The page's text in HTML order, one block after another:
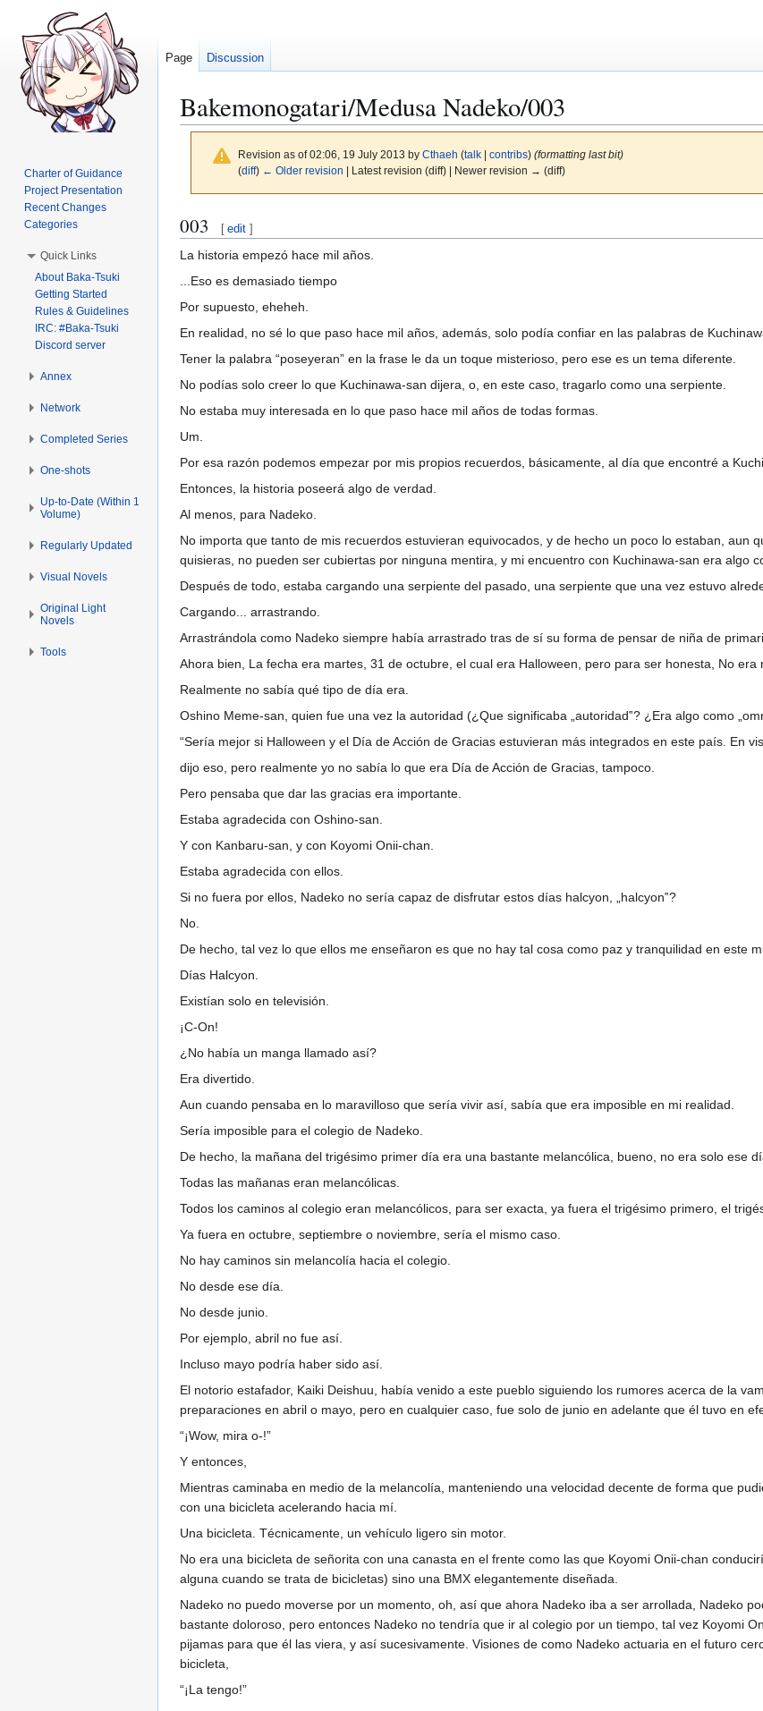
Bakemonogatari/Medusa Nadeko/003
Revision as of 02:06, 19 July 2013 by Cthaeh (talk| contribs) (formatting last bit)
(diff) ← Older revision | Latest revision (diff) | Newer revision → (diff)
Jump
to
navigation
Jump
to
search
003 [ edit ]
La historia empezó hace mil años.
...Eso es demasiado tiempo
Por supuesto, eheheh.
En realidad, no sé lo que paso hace mil años, además, solo podía confiar en las palabras de
Tener la palabra “poseyeran” en la frase le da un toque misterioso, pero ese es un tema diferente.
No podías solo creer lo que Kuchinawa-san dijera, o, en este caso, tragarlo como una serpiente.
No estaba muy interesada en lo que paso hace mil años de todas formas.
Um.
Por esa razón podemos empezar por mis propios recuerdos, básicamente, al día que encontré a
Entonces, la historia poseerá algo de verdad.
Al menos, para Nadeko.
No importa que tanto de mis recuerdos estuvieran equivocados, y de hecho un poco lo estaban, aun
quisieras, no pueden ser cubiertas por ninguna mentira, y mi encuentro con Kuchinawa-san era algo
Después de todo, estaba cargando una serpiente del pasado, una serpiente que una vez estuvo
Cargando... arrastrando.
Arrastrándola como Nadeko siempre había arrastrado tras de sí su forma de pensar de niña de
Ahora bien, La fecha era martes, 31 de octubre, el cual era Halloween, pero para ser honesta, No era
Realmente no sabía qué tipo de día era.
Oshino Meme-san, quien fue una vez la autoridad (¿Que significaba „autoridad‟? ¿Era algo como
“Sería mejor si Halloween y el Día de Acción de Gracias estuvieran más integrados en este país. En
dijo eso, pero realmente yo no sabía lo que era Día de Acción de Gracias, tampoco.
Pero pensaba que dar las gracias era importante.
Estaba agradecida con Oshino-san.
Y con Kanbaru-san, y con Koyomi Onii-chan.
Estaba agradecida con ellos.
Si no fuera por ellos, Nadeko no sería capaz de disfrutar estos días halcyon, „halcyon‟?
No.
De hecho, tal vez lo que ellos me enseñaron es que no hay tal cosa como paz y tranquilidad en este
Días Halcyon.
Existían solo en televisión.
¡C-On!
¿No había un manga llamado así?
Era divertido.
Aun cuando pensaba en lo maravilloso que sería vivir así, sabía que era imposible en mi realidad.
Sería imposible para el colegio de Nadeko.
De hecho, la mañana del trigésimo primer día era una bastante melancólica, bueno, no era solo ese
Todas las mañanas eran melancólicas.
Todos los caminos al colegio eran melancólicos, para ser exacta, ya fuera el trigésimo primero, el
Ya fuera en octubre, septiembre o noviembre, sería el mismo caso.
No hay caminos sin melancolía hacia el colegio.
No desde ese día.
No desde junio.
Por ejemplo, abril no fue así.
Incluso mayo podría haber sido así.
El notorio estafador, Kaiki Deishuu, había venido a este pueblo siguiendo los rumores acerca de la
preparaciones en abril o mayo, pero en cualquier caso, fue solo de junio en adelante que él tuvo en
“¡Wow, mira o-!”
Y entonces,
Mientras caminaba en medio de la melancolía, manteniendo una velocidad decente de forma que
con una bicicleta acelerando hacia mí.
Una bicicleta. Técnicamente, un vehículo ligero sin motor.
No era una bicicleta de señorita con una canasta en el frente como las que Koyomi Onii-chan
alguna cuando se trata de bicicletas) sino una BMX elegantemente diseñada.
Nadeko no puedo moverse por un momento, oh, así que ahora Nadeko iba a ser arrollada, Nadeko
bastante doloroso, pero entonces Nadeko no tendría que ir al colegio por un tiempo, tal vez Koyomi
pijamas para que él las viera, y así sucesivamente. Visiones de como Nadeko actuaria en el futuro
bicicleta,
“¡La tengo!”
Page Discussion
Charter of Guidance
Project Presentation
Recent Changes
Categories
Quick Links
About Baka-Tsuki
Getting Started
Rules & Guidelines
IRC: #Baka-Tsuki
Discord server
Annex
Network
Completed Series
One-shots
Up-to-Date (Within 1
Volume)
Regularly Updated
Visual Novels
Original Light
Novels
Tools